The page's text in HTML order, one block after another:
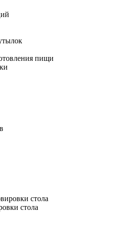
пищи
стола
стола